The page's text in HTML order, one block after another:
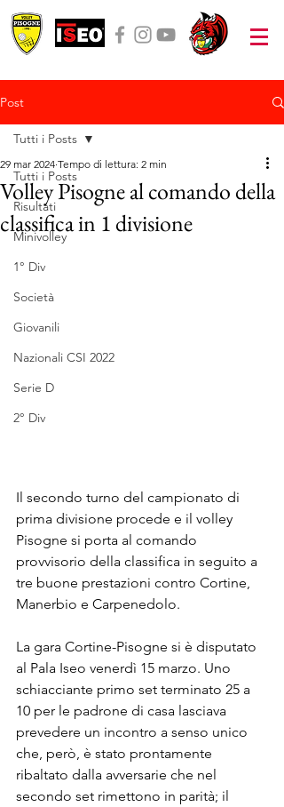
Post
Tutti i Posts
Risultati
Minivolley
1° Div
Società
Giovanili
Nazionali CSI 2022
Serie D
2° Div
Tutti i Posts
Volley Pisogne al comando della
classifica in 1 divisione
29 mar 2024 Tempo di lettura: 2 min
Il secondo turno del campionato di
prima divisione procede e il volley
Pisogne si porta al comando
provvisorio della classifica in seguito a
tre buone prestazioni contro Cortine,
Manerbio e Carpenedolo.
La gara Cortine-Pisogne si è disputato
al Pala Iseo venerdì 15 marzo. Uno
schiacciante primo set terminato 25 a
10 per le padrone di casa lasciava
prevedere un incontro a senso unico
che, però, è stato prontamente
ribaltato dalla avversarie che nel
secondo set rimettono in parità; il